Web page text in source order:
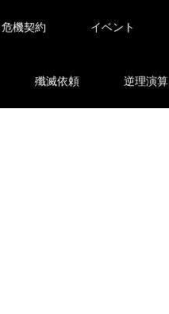
危機契約 イベント
殲滅依頼 逆理演算